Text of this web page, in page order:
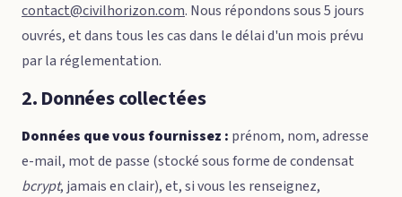
contact@civilhorizon.com. Nous répondons sous 5 jours
ouvrés, et dans tous les cas dans le délai d'un mois prévu
par la réglementation.
2. Données collectées
Données que vous fournissez : prénom, nom, adresse
e-mail, mot de passe (stocké sous forme de condensat
bcrypt, jamais en clair), et, si vous les renseignez,